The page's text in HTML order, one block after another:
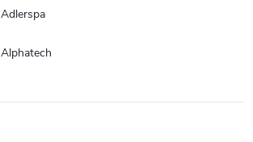
Adlerspa
Alphatech